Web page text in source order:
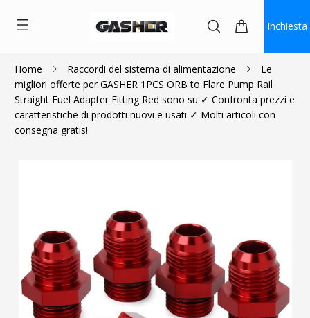
Inchiesta
Home Raccordi del sistema di alimentazione
Le
migliori offerte per GASHER 1PCS ORB to Flare Pump Rail
Straight Fuel Adapter Fitting Red sono su ✓ Confronta prezzi e
caratteristiche di prodotti nuovi e usati ✓ Molti articoli con
consegna gratis!
$2.70